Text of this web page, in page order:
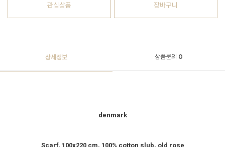
관심상품 장바구니
상세정보 상품문의 0
denmark